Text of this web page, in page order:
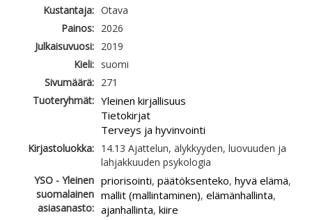
Kustantaja: Otava
Painos: 2026
Julkaisuvuosi: 2019
Kieli: suomi
Sivumäärä: 271
Tuoteryhmät: Yleinen kirjallisuus
Tietokirjat
Terveys ja hyvinvointi
Kirjastoluokka: 14.13 Ajattelun, älykkyyden, luovuuden ja
lahjakkuuden psykologia
YSO - Yleinen
suomalainen
asiasanasto:
priorisointi, päätöksenteko, hyvä elämä,
mallit (mallintaminen), elämänhallinta,
ajanhallinta, kiire